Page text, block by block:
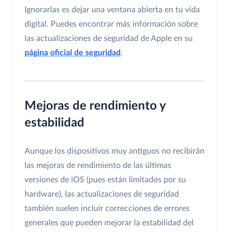
Ignorarlas es dejar una ventana abierta en tu vida
digital. Puedes encontrar más información sobre
las actualizaciones de seguridad de Apple en su
página oficial de seguridad .
Mejoras de rendimiento y
estabilidad
Aunque los dispositivos muy antiguos no recibirán
las mejoras de rendimiento de las últimas
versiones de iOS (pues están limitados por su
hardware), las actualizaciones de seguridad
también suelen incluir correcciones de errores
generales que pueden mejorar la estabilidad del